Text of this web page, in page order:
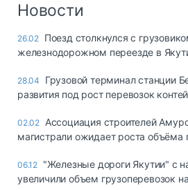
опасные грузы
страхование
Склады и
грузовые
Коммерческий
транспорт
Новости
26.02 Поезд столкнулся с
железнодорожном переезде в
28.04
Грузовой терминал станции
развития под рост перевозок
02.02 Ассоциация строителей
магистрали ожидает роста объёма
06.12 "Железные дороги Якутии" с
увеличили объем грузоперевозок